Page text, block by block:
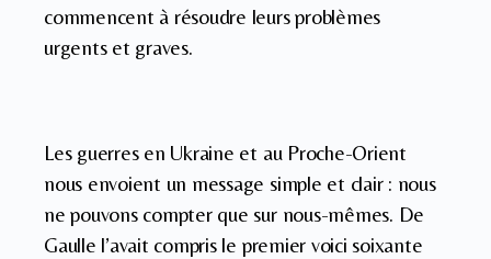
commencent à résoudre leurs problèmes
urgents et graves.
Les guerres en Ukraine et au Proche-Orient
nous envoient un message simple et clair : nous
ne pouvons compter que sur nous-mêmes. De
Gaulle l’avait compris le premier voici soixante